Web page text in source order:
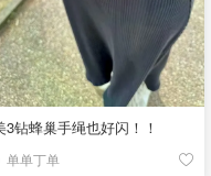
3钻蜂巢手绳也好闪！！
单单丁单